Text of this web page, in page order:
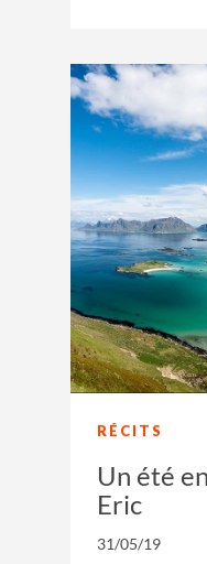
RÉCITS
Un été
Eric
31/05/19